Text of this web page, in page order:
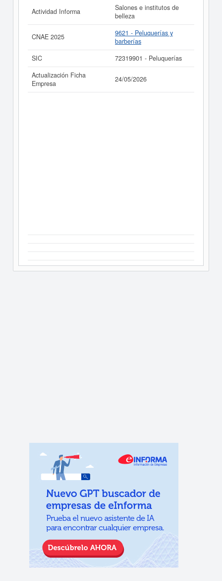
La última actualización del informe de empresa se ha
realizado el 24/05/2026.
Actividad Informa
Salones e institutos de
belleza
CNAE 2025
9621 - Peluquerías y
barberías
SIC
72319901 - Peluquerías
Actualización Ficha
Empresa
24/05/2026